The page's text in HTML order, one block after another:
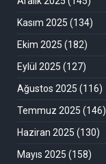
Kasım 2025 (134)
Ekim 2025 (182)
Eylül 2025 (127)
Ağustos 2025 (116)
Temmuz 2025 (146)
Haziran 2025 (130)
Mayıs 2025 (158)